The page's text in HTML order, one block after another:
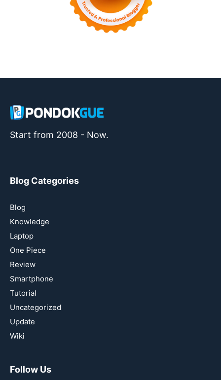
Start from 2008 - Now.
Blog Categories
Blog
Knowledge
Laptop
One Piece
Review
Smartphone
Tutorial
Uncategorized
Update
Wiki
Follow Us